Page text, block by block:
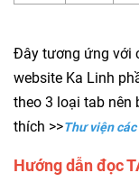
Đây tương ứng với
website Ka Linh
theo 3 loại tab nên
thích >>Thư viện
Hướng dẫn đọc